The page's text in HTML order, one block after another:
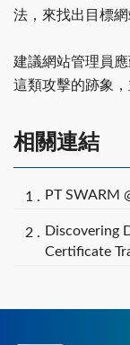
法，來找出目標
建議網站管理員
這類攻擊的跡象，
相關連結
PT SWARM
Discovering
Certificate